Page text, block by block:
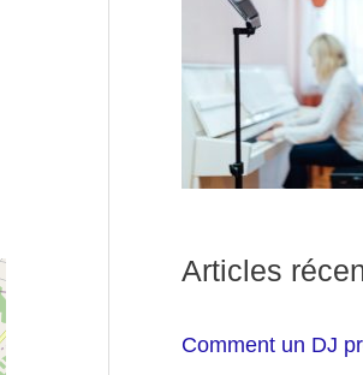
Articles
Comment un DJ